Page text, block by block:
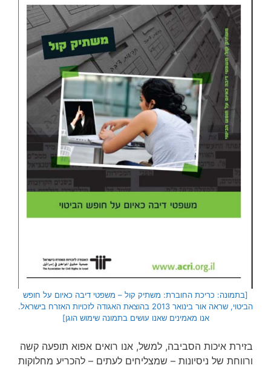
[בתמונה: כריכת החוברת: משתיק קול – משפטי דיבה כאיום על חופש
הביטוי, שראה אור בינואר 2013 בהוצאת האגודה לזכויות האזרח בישראל.
אנו מאמינים שאנו עושים בתמונה שימוש הוגן]
בזירת איכות הסביבה, למשל, אנו רואים אפוא תופעה קשה
ורווחת של ניסיונות – שמצליחים לעתים – להכריע מחלוקות